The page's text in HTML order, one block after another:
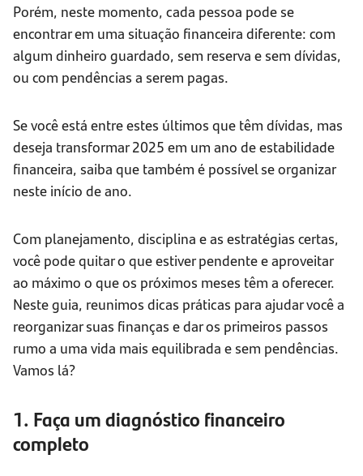
Porém, neste momento, cada pessoa pode se
encontrar em uma situação financeira diferente: com
algum dinheiro guardado, sem reserva e sem dívidas,
ou com pendências a serem pagas.
Se você está entre estes últimos que têm dívidas, mas
deseja transformar 2025 em um ano de estabilidade
financeira, saiba que também é possível se organizar
neste início de ano.
Com planejamento, disciplina e as estratégias certas,
você pode quitar o que estiver pendente e aproveitar
ao máximo o que os próximos meses têm a oferecer.
Neste guia, reunimos dicas práticas para ajudar você a
reorganizar suas finanças e dar os primeiros passos
rumo a uma vida mais equilibrada e sem pendências.
Vamos lá?
1. Faça um diagnóstico financeiro
completo